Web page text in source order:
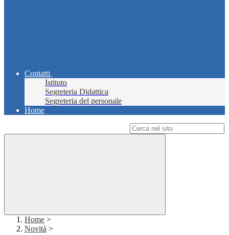
Contatti
Istituto
Segreteria Didattica
Segreteria del personale
Home
Home >
Novità >